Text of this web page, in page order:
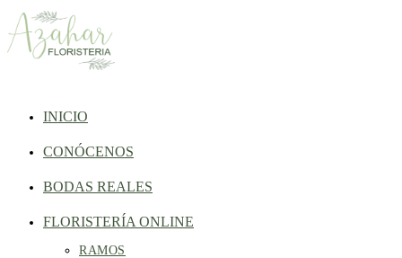
INICIO
CONÓCENOS
BODAS REALES
FLORISTERÍA ONLINE
RAMOS